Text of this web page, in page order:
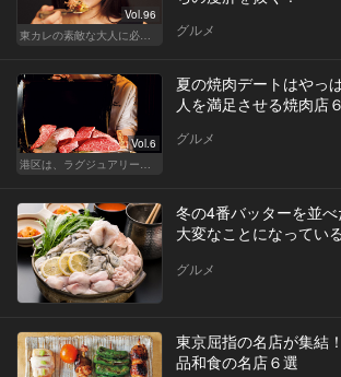
Vol.96
東カレの素敵な大人に必要なこと
グルメ
Vol.6
港区は、ラグジュアリーな焼肉デートにおすすめ
夏の焼肉デートはやっ
人を満足させる焼肉店
グルメ
冬の4番バッターを並
大変なことになってい
グルメ
東京屈指の名店が集結
品和食の名店６選